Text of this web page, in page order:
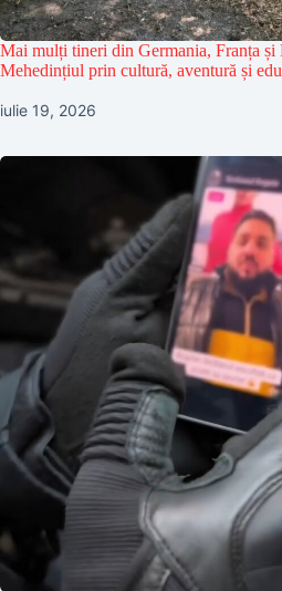
Mai mulți tineri din Germania, Franța și
Mehedințiul prin cultură, aventură și
iulie 19, 2026